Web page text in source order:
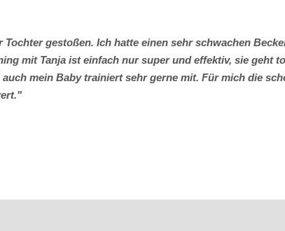
gestoßen. Ich hatte einen sehr schwachen
mit Tanja ist einfach nur super und effektiv, sie geht
mein Baby trainiert sehr gerne mit. Für mich die